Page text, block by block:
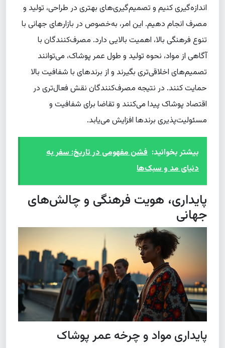
اندازه‌گیری کنیم و تصمیم‌گیری‌های بهتری در طراحی، تولید و
مصرف انجام دهیم. این امر، به‌خصوص در بازارهای جهانی با
تنوع فرهنگی بالا، اهمیت بالایی دارد. مصرف‌کنندگان با
آگاهی از مواد، نحوه تولید و طول عمر پوشاک، می‌توانند
تصمیم‌های اخلاقی‌تری بگیرند و از برندهای با شفافیت بالا
حمایت کنند. در نتیجه مصرف‌کنندگان نقش فعال‌تری در
اقتصاد پوشاک پیدا می‌کنند و تقاضا برای شفافیت و
مسئولیت‌پذیری برندها افزایش می‌یابد.
بیشتر بخوانید: فشن مفهومی در تاریخ: سفر به
دنیای مد و سبک‌ها
پایداری، هویت فرهنگی و چالش‌های
جهانی
پایداری مواد و چرخه عمر پوشاک